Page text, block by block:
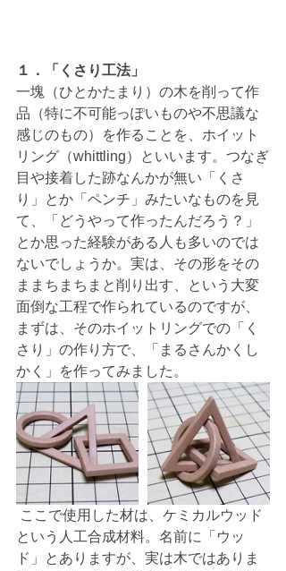
１．「くさり工法」
一塊（ひとかたまり）の木を削って作
品（特に不可能っぽいものや不思議な
感じのもの）を作ることを、ホイット
リング（whittling）といいます。つなぎ
目や接着した跡なんかが無い「くさ
り」とか「ペンチ」みたいなものを見
て、「どうやって作ったんだろう？」
とか思った経験がある人も多いのでは
ないでしょうか。実は、その形をその
ままちまちまと削り出す、という大変
面倒な工程で作られているのですが、
まずは、そのホイットリングでの「く
さり」の作り方で、「まるさんかくし
かく」を作ってみました。
という人工合成材料。名前に「ウッ
ド」とありますが、実は木ではありま